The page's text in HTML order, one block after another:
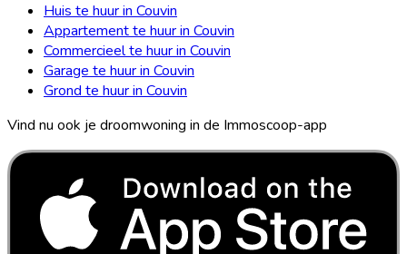
Huis te huur in Couvin
Appartement te huur in Couvin
Commercieel te huur in Couvin
Garage te huur in Couvin
Grond te huur in Couvin
Vind nu ook je droomwoning in de Immoscoop-app